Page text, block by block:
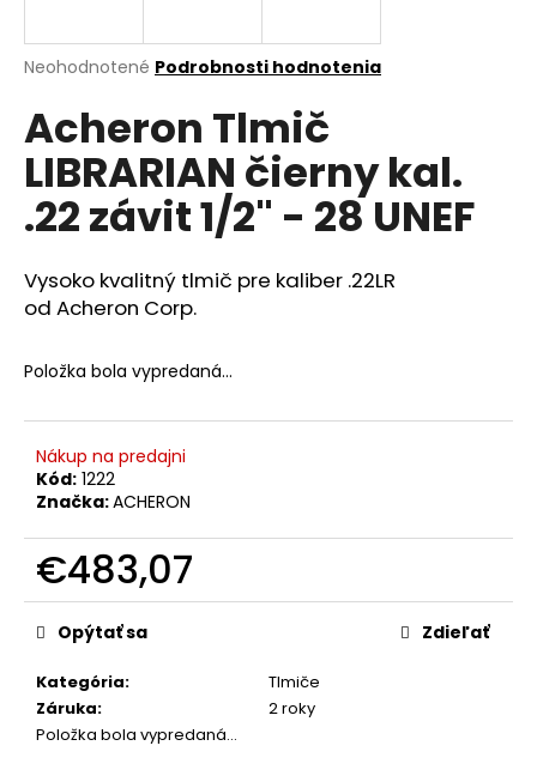
Priemerné
produktu
je
0,0
hviezdičiek.
Neohodnotené Podrobnosti hodnotenia
Acheron Tlmič
LIBRARIAN čierny kal.
.22 závit 1/2" - 28 UNEF
Vysoko kvalitný tlmič pre kaliber .22LR
od Acheron Corp.
Položka bola vypredaná…
Nákup na predajni
Kód: 1222
Značka:ACHERON
€483,07
Jednotková
cena:
Kategória:
Tlmiče
Záruka:
2 roky
Položka bola vypredaná…
Opýtať sa Zdieľať
j
ť
?
HĽADAŤ
O
o
ú
č
a
m
e
LED
BATERKA
OLIGHT